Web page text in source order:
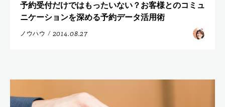
予約受付だけではもったいない？お客様とのコミュ
ニケーションを深める予約データ活用術
ノウハウ / 2014.08.27